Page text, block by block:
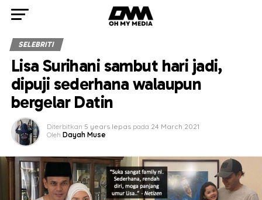
SELEBRITI
Lisa Surihani sambut hari jadi,
dipuji sederhana walaupun
bergelar Datin
Diterbitkan 5 years lepas pada 24 March 2021
Oleh Dayah Muse